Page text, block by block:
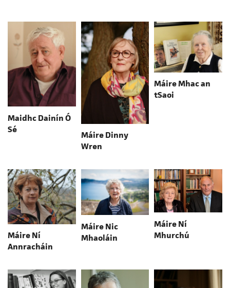
Maidhc Dainín Ó
Sé
Máire Dinny
Wren
Máire Mhac an
tSaoi
Máire Ní
Annracháin
Máire Nic
Mhaoláin
Máire Ní
Mhurchú